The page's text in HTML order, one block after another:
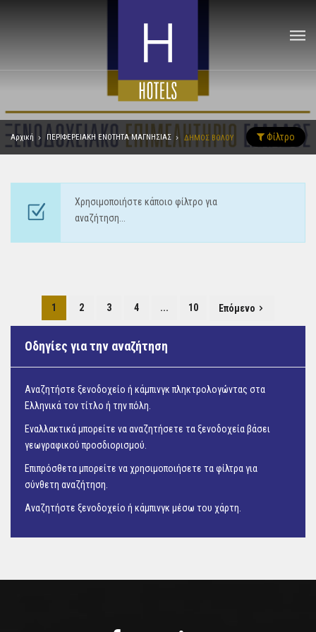
Αρχική ΠΕΡΙΦΕΡΕΙΑΚΗ ΕΝΟΤΗΤΑ ΜΑΓΝΗΣΙΑΣ ΔΗΜΟΣ ΒΟΛΟΥ Φίλτρο
Χρησιμοποιήστε κάποιο φίλτρο για
αναζήτηση...
1 2 3 4 ... 10 Επόμενο
Οδηγίες για την αναζήτηση
Αναζητήστε ξενοδοχείο ή κάμπινγκ πληκτρολογώντας στα
Ελληνικά τον τίτλο ή την πόλη.
Εναλλακτικά μπορείτε να αναζητήσετε τα ξενοδοχεία βάσει
γεωγραφικού προσδιορισμού.
Επιπρόσθετα μπορείτε να χρησιμοποιήσετε τα φίλτρα για
σύνθετη αναζήτηση.
Αναζητήστε ξενοδοχείο ή κάμπινγκ μέσω του χάρτη.